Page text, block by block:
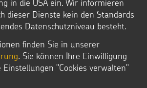
in die USA ein. Wir informieren
dieser Dienste kein den Standards
Datenschutzniveau besteht.
finden Sie in unserer
. Sie können Ihre Einwilligung
"Cookies verwalten"